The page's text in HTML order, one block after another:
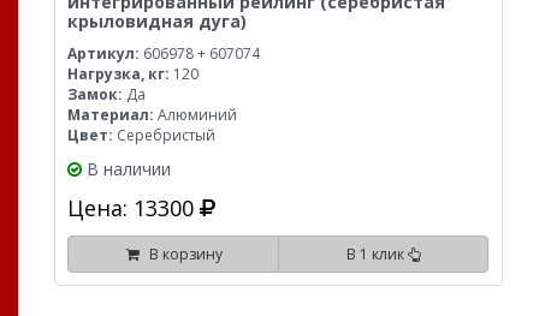
крыловидная дуга)
Артикул: 606978 + 607074
Нагрузка, кг: 120
Замок: Да
Материал: Алюминий
Цвет: Серебристый
В наличии
Цена: 13300
В корзину В 1 клик